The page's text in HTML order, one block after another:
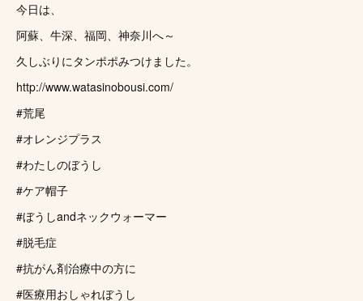
今日は、
阿蘇、牛深、福岡、神奈川へ～
久しぶりにタンポポみつけました。
http://www.watasinobousi.com/
#荒尾
#オレンジプラス
#わたしのぼうし
#ケア帽子
#ぼうしandネックウォーマー
#脱毛症
#抗がん剤治療中の方に
#医療用おしゃれぼうし